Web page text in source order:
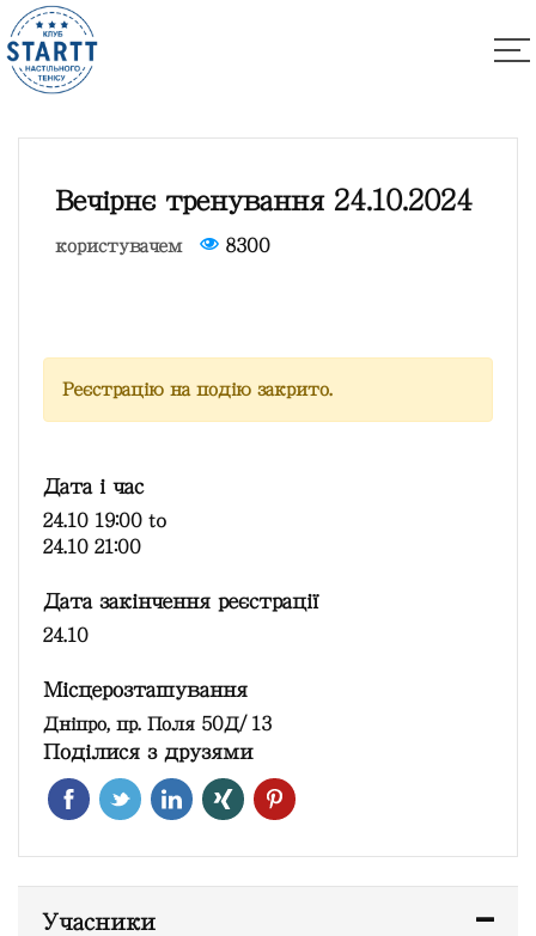
Вечірнє тренування 24.10.2024
користувачем 8300
Реєстрацію на подію закрито.
Дата і час
24.10 19:00 to
24.10 21:00
Дата закінчення реєстрації
24.10
Місцерозташування
Дніпро, пр. Поля 50Д/13
Поділися з друзями
Учасники